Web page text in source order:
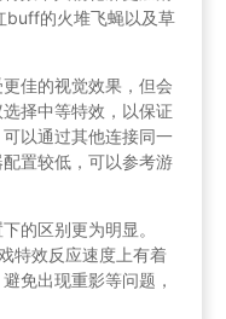
buff的火堆飞蝇以及草
佳的视觉效果，但会
择中等特效，以保证
以通过其他连接同一
置较低，可以参考游
的区别更为明显。
特效反应速度上有着
免出现重影等问题，